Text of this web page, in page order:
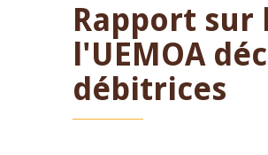
Rapport sur
l'UEMOA
débitrices